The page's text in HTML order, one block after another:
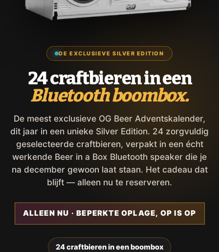
DE EXCLUSIEVE SILVER EDITION
24 craftbieren in een
Bluetooth boombox.
De meest exclusieve OG Beer Adventskalender,
dit jaar in een unieke Silver Edition. 24 zorgvuldig
geselecteerde craftbieren, verpakt in een écht
werkende Beer in a Box Bluetooth speaker die je
na december gewoon laat staan. Het cadeau dat
blijft — alleen nu te reserveren.
ALLEEN NU · BEPERKTE OPLAGE, OP IS OP
24 craftbieren in een boombox